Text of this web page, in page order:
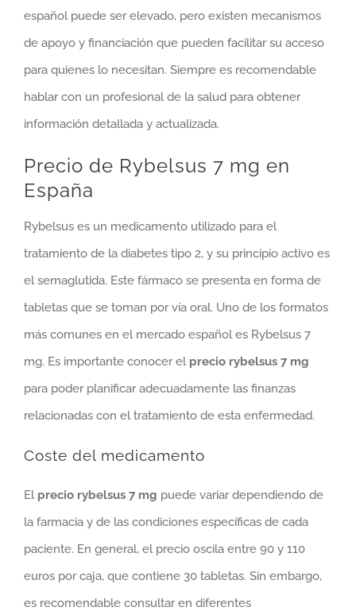
español puede ser elevado, pero existen mecanismos
de apoyo y financiación que pueden facilitar su acceso
para quienes lo necesitan. Siempre es recomendable
hablar con un profesional de la salud para obtener
información detallada y actualizada.
Precio de Rybelsus 7 mg en
España
Rybelsus es un medicamento utilizado para el
tratamiento de la diabetes tipo 2, y su principio activo es
el semaglutida. Este fármaco se presenta en forma de
tabletas que se toman por vía oral. Uno de los formatos
más comunes en el mercado español es Rybelsus 7
mg. Es importante conocer el precio rybelsus 7 mg
para poder planificar adecuadamente las finanzas
relacionadas con el tratamiento de esta enfermedad.
Coste del medicamento
El precio rybelsus 7 mg puede variar dependiendo de
la farmacia y de las condiciones específicas de cada
paciente. En general, el precio oscila entre 90 y 110
euros por caja, que contiene 30 tabletas. Sin embargo,
es recomendable consultar en diferentes